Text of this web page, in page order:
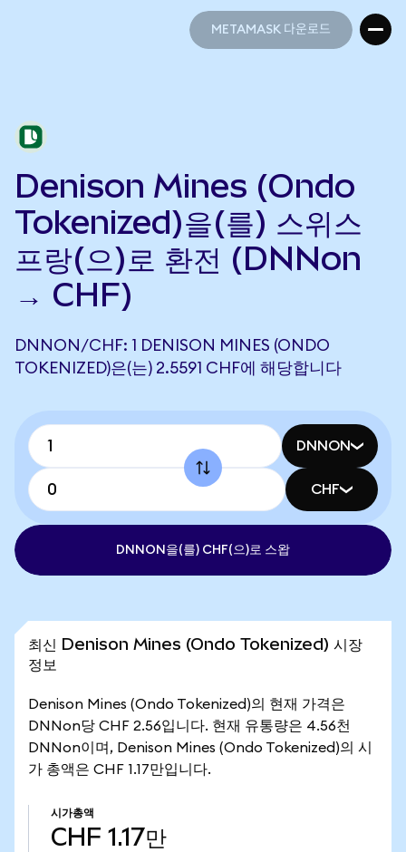
METAMASK 다운로드
Denison Mines (Ondo
Tokenized)을(를) 스위스
프랑(으)로 환전 (DNNon
→ CHF)
DNNON/CHF: 1 DENISON MINES (ONDO
TOKENIZED)은(는) 2.5591 CHF에 해당합니다
DNNON
CHF
DNNON을(를) CHF(으)로 스왑
최신 Denison Mines (Ondo Tokenized) 시장
정보
Denison Mines (Ondo Tokenized)의 현재 가격은
DNNon당 CHF 2.56입니다. 현재 유통량은 4.56천
DNNon이며, Denison Mines (Ondo Tokenized)의 시
가 총액은 CHF 1.17만입니다.
시가총액
CHF 1.17만